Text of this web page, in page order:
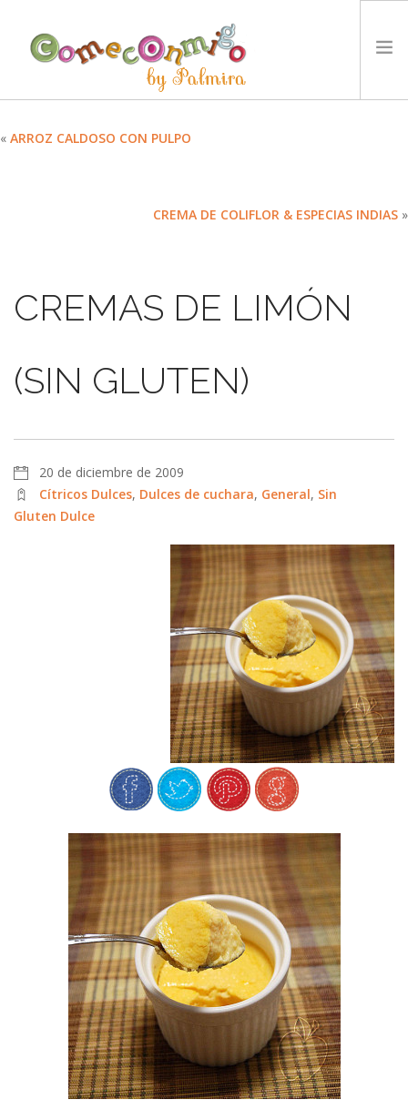
IDIOMA:
« ARROZ CALDOSO CON PULPO
CREMA DE COLIFLOR & ESPECIAS INDIAS »
CREMAS DE LIMÓN
(SIN GLUTEN)
20 de diciembre de 2009
Cítricos Dulces, Dulces de cuchara, General, Sin
Gluten Dulce